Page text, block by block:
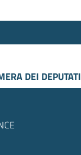
DEI DEPUTATI